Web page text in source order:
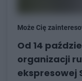
Może Cię
Od 14
organizacji
ekspresowej